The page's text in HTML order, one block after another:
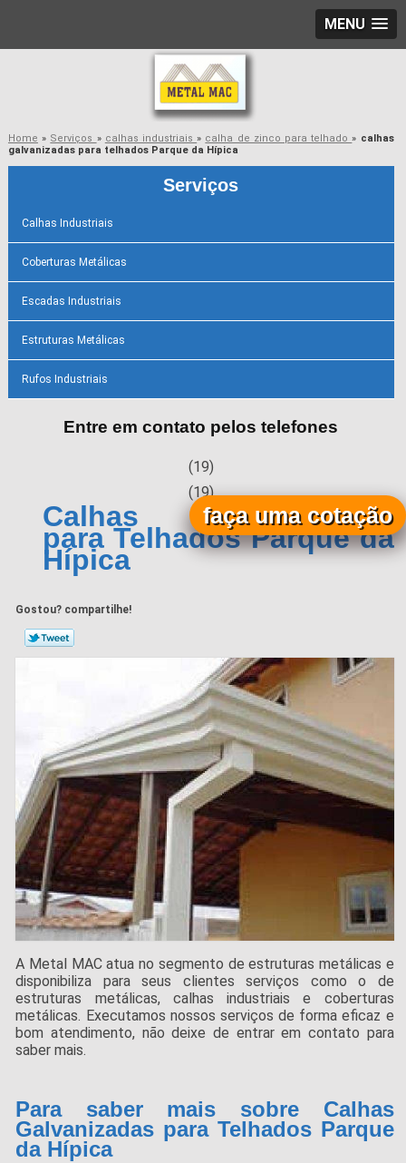
MENU
Home » Serviços » calhas industriais» calha de zinco para telhado» calhas
galvanizadas para telhados Parque da Hípica
Serviços
Calhas Industriais
Coberturas Metálicas
Escadas Industriais
Estruturas Metálicas
Rufos Industriais
Entre em contato pelos telefones
(19)
(19)
Calhas Galvanizadas
para Telhados Parque da
Hípica
Gostou? compartilhe!
A Metal MAC atua no segmento de estruturas metálicas e
disponibiliza para seus clientes serviços como o de
estruturas metálicas, calhas industriais e coberturas
metálicas. Executamos nossos serviços de forma eficaz e
bom atendimento, não deixe de entrar em contato para
saber mais.
Para saber mais sobre Calhas
Galvanizadas para Telhados Parque
da Hípica
faça uma cotação